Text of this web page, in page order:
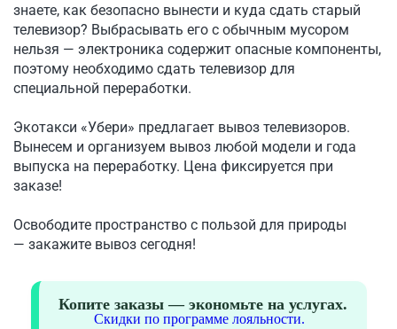
знаете, как безопасно вынести и куда сдать старый
телевизор? Выбрасывать его с обычным мусором
нельзя — электроника содержит опасные компоненты,
поэтому необходимо сдать телевизор для
специальной переработки.
Экотакси «Убери» предлагает вывоз телевизоров.
Вынесем и организуем вывоз любой модели и года
выпуска на переработку. Цена фиксируется при
заказе!
Освободите пространство с пользой для природы
— закажите вывоз сегодня!
Копите заказы — экономьте на услугах.
Скидки по программе лояльности.